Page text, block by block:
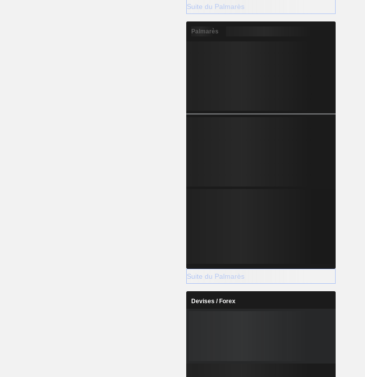
Suite du Palmarès
Palmarès
Suite du Palmarès
Devises / Forex